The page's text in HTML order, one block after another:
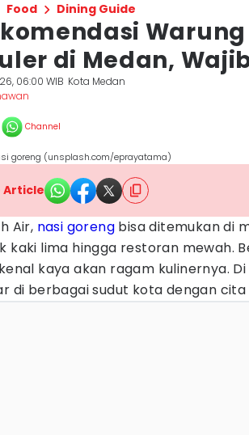
Food Dining Guide
di Medan,
06:00 WIB Kota Medan
Channel
goreng (unsplash.com/eprayatama)
Article
Air, nasi goreng bisa ditemukan di
kaki lima hingga restoran mewah.
kaya akan ragam kulinernya. Di
di berbagai sudut kota dengan